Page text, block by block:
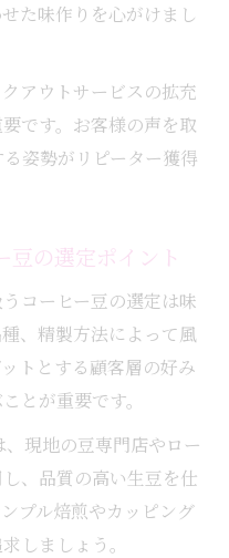
た味作りを心がけまし
アウトサービスの拡充
です。お客様の声を取
姿勢がリピーター獲得
豆の選定ポイント
コーヒー豆の選定は味
、精製方法によって風
トとする顧客層の好み
とが重要です。
現地の豆専門店やロー
、品質の高い生豆を仕
プル焙煎やカッピング
しましょう。